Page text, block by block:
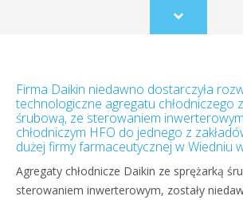
Scroll
to
Firma Daikin niedawno dostarczyła
technologiczne agregatu chłodniczego
śrubową, ze sterowaniem
chłodniczym HFO do jednego z
dużej firmy farmaceutycznej w Wiedniu
Agregaty chłodnicze Daikin ze sprężarką
sterowaniem inwerterowym, zostały